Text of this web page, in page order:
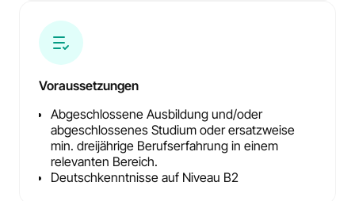
Voraussetzungen
Abgeschlossene Ausbildung und/oder
abgeschlossenes Studium oder ersatzweise
min. dreijährige Berufserfahrung in einem
relevanten Bereich.
Deutschkenntnisse auf Niveau B2